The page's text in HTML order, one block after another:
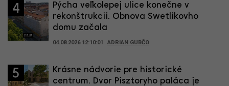
4
Pýcha veľkolepej ulice konečne v
rekonštrukcii. Obnova Swetlikovho
domu začala
04.08.2026 12:10:01 ADRIAN GUBČO
5
Krásne nádvorie pre historické
centrum. Dvor Pisztoryho paláca je